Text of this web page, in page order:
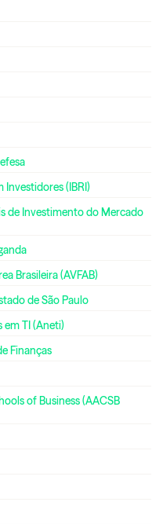
Investidores (IBRI)
de Investimento do Mercado
Brasileira (AVFAB)
de São Paulo
em TI (Aneti)
Finanças
of Business (AACSB